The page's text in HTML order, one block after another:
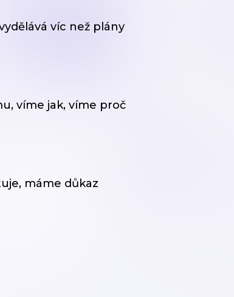
víc než plány
víme jak, víme proč
máme důkaz